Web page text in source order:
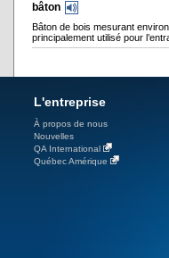
bâton
Bâton de bois mesurant
principalement utilisé pour
L'entreprise
À propos de nous
Nouvelles
QA International
Québec Amérique